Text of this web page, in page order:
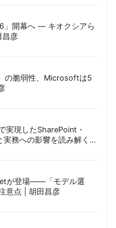
」開幕へ ― キオクシアら
昌彦
の脆弱性、Microsoftは5
現したSharePoint・
務への影響を読み解く |
が登場——「モデル選
意点 | 胡田昌彦